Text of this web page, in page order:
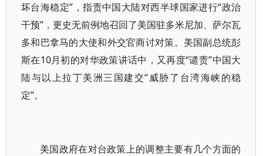
坏台海稳定”，指责中国大陆对西半球国家进行“政治
干预”，更史无前例地召回了美国驻多米尼加、萨尔瓦
多和巴拿马的大使和外交官商讨对策。美国副总统彭
斯在10月初的对华政策讲话中，又再度“谴责”中国大
陆与以上拉丁美洲三国建交“威胁了台湾海峡的稳
定”。
美国政府在对台政策上的调整主要有几个方面的